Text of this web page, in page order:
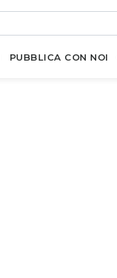
PUBBLICA CON NOI